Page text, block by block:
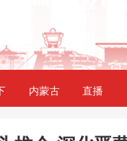
内蒙古 直播